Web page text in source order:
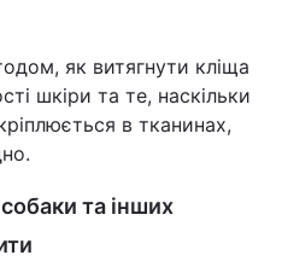
як витягнути кліща
шкіри та те, наскільки
в тканинах,
та інших